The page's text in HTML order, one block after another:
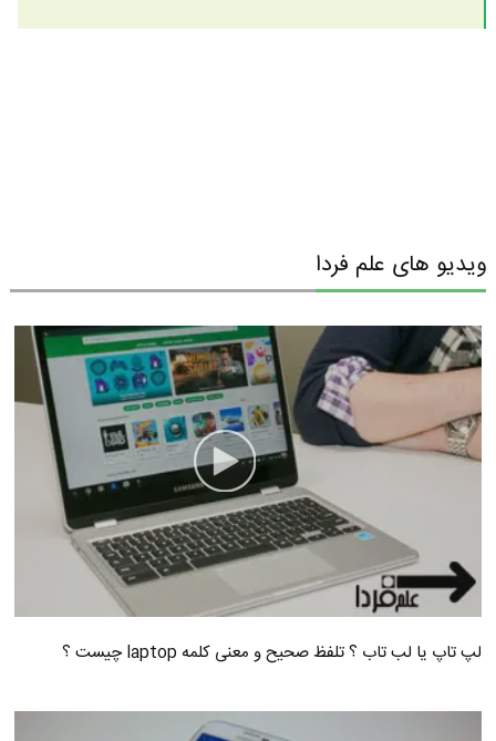
ویدیو های علم فردا
لپ تاپ یا لب تاب ؟ تلفظ صحیح و معنی کلمه laptop چیست ؟